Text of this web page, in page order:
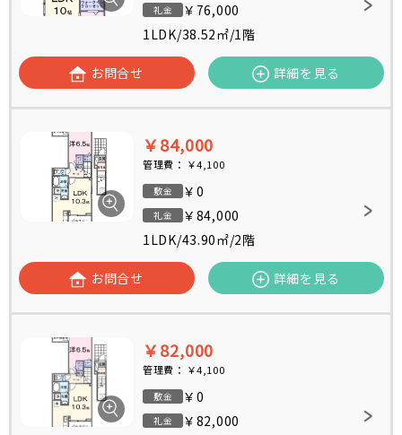
礼金
￥76,000
1LDK/38.52㎡/1階
お問合せ 詳細を見る
￥84,000
管理費： ￥4,100
敷金 ￥0
礼金
￥84,000
1LDK/43.90㎡/2階
お問合せ 詳細を見る
￥82,000
管理費： ￥4,100
敷金 ￥0
礼金
￥82,000